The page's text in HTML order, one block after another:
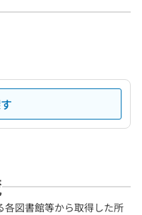
各図書館等から取得した所